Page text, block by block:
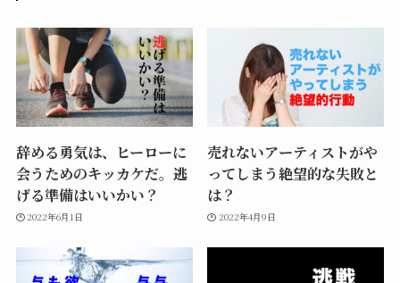
辞める勇気は、ヒーローに
会うためのキッカケだ。逃
げる準備はいいかい？
2022年6月1日
売れないアーティストがや
ってしまう絶望的な失敗と
は？
2022年4月9日